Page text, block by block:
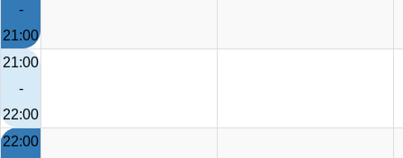
-
21:00
21:00
-
22:00
22:00